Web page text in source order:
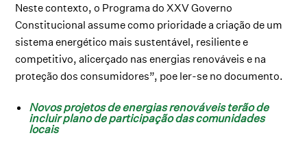
Neste contexto, o Programa do XXV Governo
Constitucional assume como prioridade a criação de um
sistema energético mais sustentável, resiliente e
competitivo, alicerçado nas energias renováveis e na
proteção dos consumidores”, poe ler-se no documento.
Novos projetos de energias renováveis terão de
incluir plano de participação das comunidades
locais